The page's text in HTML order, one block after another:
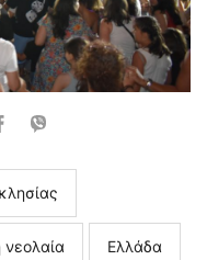
Ελλάδα